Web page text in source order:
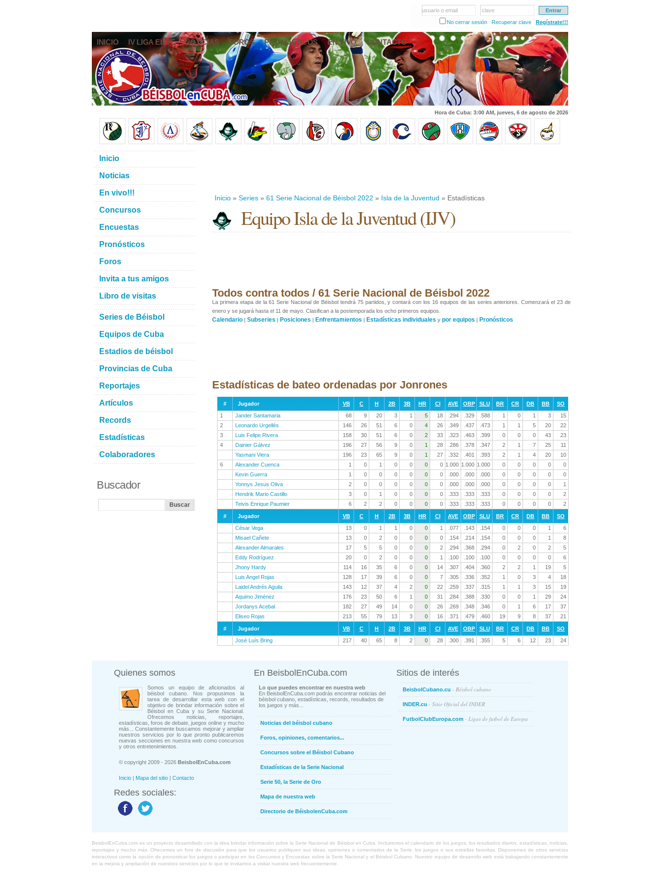
usuario o email
clave
No cerrar sesión
Recuperar clave Regístrate!!!
INICIO IV LIGA ELITE NOTICIAS FOROS PRONÓSTICOS EN VIVO CONTACTO
Hora de Cuba: 3:00 AM, jueves, 6 de agosto de 2026
Inicio » Series » 61 Serie Nacional de Béisbol 2022 » Isla de la Juventud » Estadísticas
Equipo Isla de la Juventud (IJV)
Todos contra todos / 61 Serie Nacional de Béisbol 2022
La primera etapa de la 61 Serie Nacional de Béisbol tendrá 75 partidos, y contará con los 16 equipos de las series anteriores. Comenzará el 23 de
enero y se jugará hasta el 11 de mayo. Clasifican a la postemporada los ocho primeros equipos.
Calendario | Subseries | Posiciones | Enfrentamientos | Estadísticas individuales y por equipos | Pronósticos
Estadísticas de bateo ordenadas por Jonrones
# Jugador VB C H 2B 3B HR CI AVE OBP SLU BR CR DB BB
SO
1
Jander Santamaria 68 9 20 3 1 5 18 .294 .329 .588 1 0 1 3
15
2
Leonardo Urgellés 146 26 51 6 0 4 26 .349 .437 .473 1 1 5 20
22
3
Luis Felipe Rivera 158 30 51 6 0 2 33 .323 .463 .399 0 0 0 43
23
4
Dainier Gálvez 196 27 56 9 0 1 28 .286 .378 .347 2 1 7 25
11
Yasmani Viera
196 23 65 9 0 1 27 .332 .401 .393 2 1 4 20
10
6
Alexander Cuenca 1 0 1 0 0 0 0 1.000 1.000 1.000 0 0 0 0
0
Kevin Guerra
1 0 0 0 0 0 0 .000 .000 .000 0 0 0 0
0
Yonnys Jesus Oliva
2 0 0 0 0 0 0 .000 .000 .000 0 0 0 0
1
Hendrik Mario Castillo
3 0 1 0 0 0 0 .333 .333 .333 0 0 0 0
2
Teivis Enrique Paumier
6 2 2 0 0 0 0 .333 .333 .333 0 0 0 0 2
# Jugador VB C H 2B 3B HR CI AVE OBP SLU BR CR DB BB
SO
César Vega
13 0 1 1 0 0 1 .077 .143 .154 0 0 0 1
6
Misael Cañete
13 0 2 0 0 0 0 .154 .214 .154 0 0 0 1
8
Alexander Almarales
17 5 5 0 0 0 2 .294 .368 .294 0 2 0 2
5
Eddy Rodríguez
20 0 2 0 0 0 1 .100 .100 .100 0 0 0 0
6
Jhony Hardy
114 16 35 6 0 0 14 .307 .404 .360 2 2 1 19
5
Luis Angel Rojas
128 17 39 6 0 0 7 .305 .336 .352 1 0 3 4
18
Laidel Andrés Aguila
143 12 37 4 2 0 22 .259 .337 .315 1 1 3 15
19
Aquimo Jiménez
176 23 50 6 1 0 31 .284 .388 .330 0 0 1 29
24
Jordanys Acebal
182 27 49 14 0 0 26 .269 .348 .346 0 1 6 17
37
Eliseo Rojas
213 55 79 13 3 0 16 .371 .479 .460 19 9 8 37 21
# Jugador VB C H 2B 3B HR CI AVE OBP SLU BR CR DB BB
SO
José Luís Bring
217 40 65 8 2 0 28 .300 .391 .355 5 6 12 23 24
Inicio
Noticias
En vivo!!!
Concursos
Encuestas
Pronósticos
Foros
Invita a tus amigos
Libro de visitas
Series de Béisbol
Equipos de Cuba
Estadios de béisbol
Provincias de Cuba
Reportajes
Artículos
Records
Estadísticas
Colaboradores
Buscador
Quienes somos
Somos un equipo de aficionados al
béisbol cubano. Nos propusimos la
tarea de desarrollar esta web con el
objetivo de brindar información sobre el
Béisbol en Cuba y su Serie Nacional.
Ofrecemos noticias, reportajes,
estadísticas, foros de debate, juegos online y mucho
más... Constantemente buscamos mejorar y ampliar
nuestros servicios por lo que pronto publicaremos
nuevas secciones en nuestra web como concursos
y otros entretenimientos.
© copyright 2009 - 2026 BeisbolEnCuba.com
Inicio | Mapa del sitio | Contacto
Redes sociales:
En BeisbolEnCuba.com
Lo que puedes encontrar en nuestra web
En BeisbolEnCuba.com podrás encontrar noticias del
béisbol cubano, estadísticas, records, resultados de
los juegos y más...
Noticias del béisbol cubano
Foros, opiniones, comentarios...
Concursos sobre el Béisbol Cubano
Estadísticas de la Serie Nacional
Serie 50, la Serie de Oro
Mapa de nuestra web
Directorio de BéisbolenCuba.com
Sitios de interés
BeisbolCubano.cu - Béisbol cubano
INDER.cu - Sitio Oficial del INDER
FutbolClubEuropa.com - Ligas de futbol de Europa
BeisbolEnCuba.com es un proyecto desarrollado con la idea brindar información sobre la Serie Nacional de Béisbol en Cuba. Incluiremos el calendario de los juegos, los resultados diarios, estadísticas, noticias,
reportajes y mucho más. Ofrecemos un foro de discusión para que los usuarios publiquen sus ideas, opiniones o comentarios de la Serie, los juegos o sus estrellas favoritas. Disponemos de otros servicios
interactivos como la opción de pronosticar los juegos o participar en los Concursos y Encuestas sobre la Serie Nacional y el Béisbol Cubano. Nuestro equipo de desarrollo web está trabajando constantemente
en la mejora y ampliación de nuestros servicios por lo que te invitamos a visitar nuestra web frecuentemente.